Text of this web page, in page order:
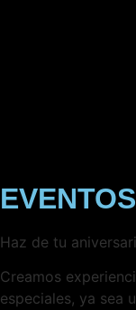
Haz de tu
Creamos
especiales, ya sea